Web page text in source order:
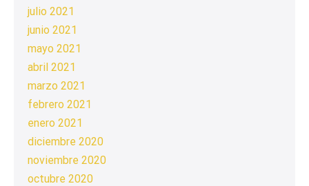
julio 2021
junio 2021
mayo 2021
abril 2021
marzo 2021
febrero 2021
enero 2021
diciembre 2020
noviembre 2020
octubre 2020